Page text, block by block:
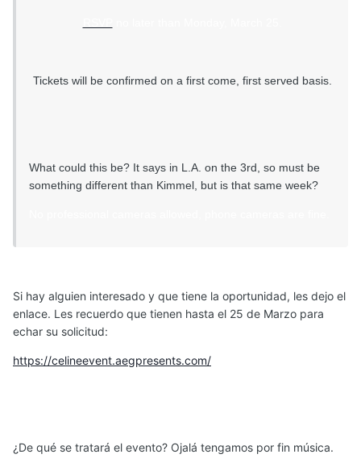
Tickets will be confirmed on a first come, first served basis.
What could this be? It says in L.A. on the 3rd, so must be
something different than Kimmel, but is that same week?
Si hay alguien interesado y que tiene la oportunidad, les dejo el
enlace. Les recuerdo que tienen hasta el 25 de Marzo para
echar su solicitud:
https://celineevent.aegpresents.com/
¿De qué se tratará el evento? Ojalá tengamos por fin música.